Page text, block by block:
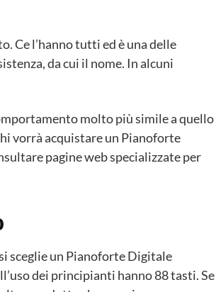
Ce l’hanno tutti ed è una delle
da cui il nome. In alcuni
molto più simile a quello
vorrà acquistare un Pianoforte
pagine web specializzate per
sceglie un Pianoforte Digitale
dei principianti hanno 88 tasti. Se